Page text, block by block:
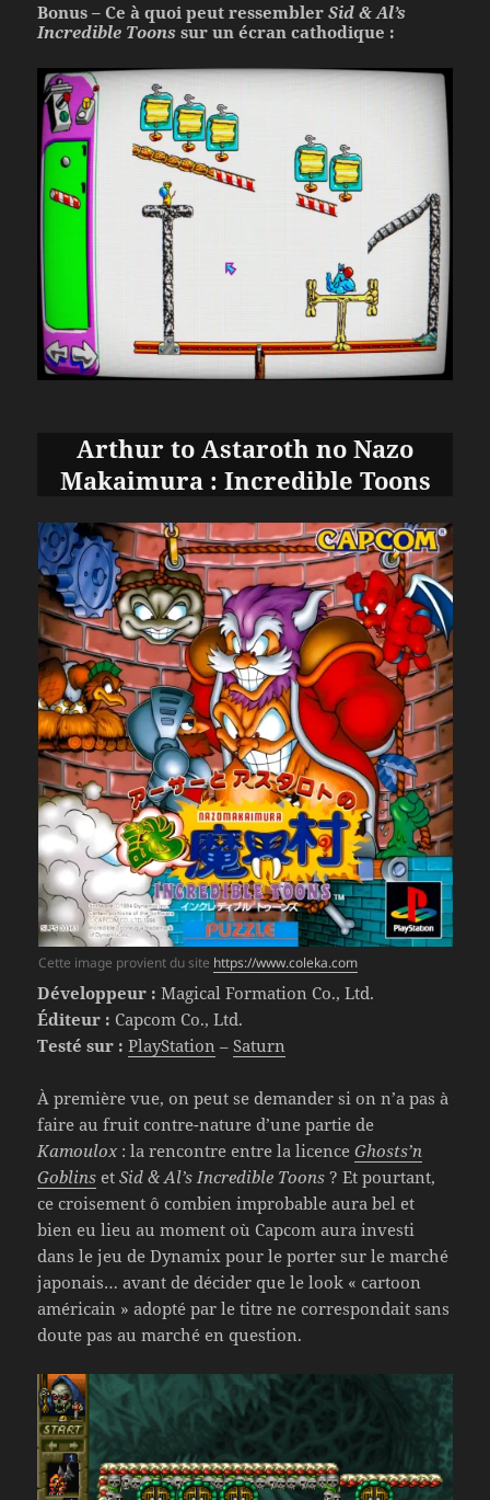
Bonus – Ce à quoi peut ressemblerSid & Al’s
Incredible Toons sur un écran cathodique :
Arthur to Astaroth no Nazo
Makaimura : Incredible Toons
Cette image provient du site https://www.coleka.com
Développeur : Magical Formation Co., Ltd.
Éditeur : Capcom Co., Ltd.
Testé sur : PlayStation –Saturn
À première vue, on peut se demander si on n’a pas à
faire au fruit contre-nature d’une partie de
Kamoulox: la rencontre entre la licenceGhosts’n
Goblins etSid & Al’s Incredible Toons ? Et pourtant,
ce croisement ô combien improbable aura bel et
bien eu lieu au moment où Capcom aura investi
dans le jeu de Dynamix pour le porter sur le marché
japonais… avant de décider que le look « cartoon
américain » adopté par le titre ne correspondait sans
doute pas au marché en question.